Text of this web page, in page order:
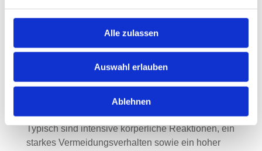
Alle zulassen
Auswahl erlauben
Ablehnen
Leben beherrschen
Phobien sind übersteigerte Ängste vor bestimmten
hinausgehen. Während Angst grundsätzlich eine
wichtige Schutzfunktion erfüllt und vor realen
Gefahren warnt, verlieren Phobien diesen Nutzen
und können den Alltag erheblich beeinträchtigen.
Typisch sind intensive körperliche Reaktionen, ein
starkes Vermeidungsverhalten sowie ein hoher